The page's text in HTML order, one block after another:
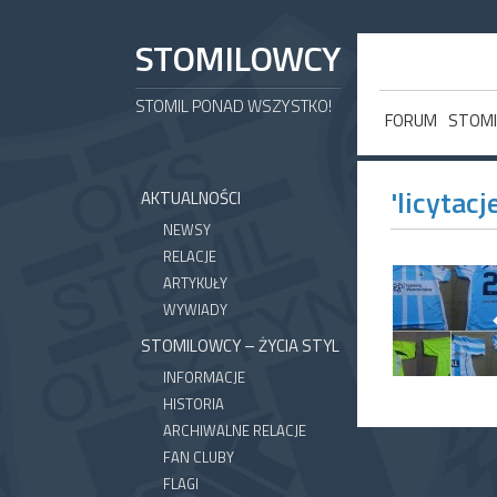
STOMILOWCY
STOMIL PONAD WSZYSTKO!
FORUM
AKTUALNOŚCI
NEWSY
RELACJE
ARTYKUŁY
WYWIADY
STOMILOWCY – ŻYCIA STYL
INFORMACJE
HISTORIA
ARCHIWALNE RELACJE
FAN CLUBY
FLAGI